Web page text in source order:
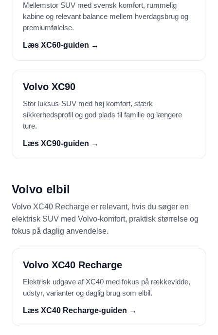
Mellemstor SUV med svensk komfort, rummelig
kabine og relevant balance mellem hverdagsbrug og
premiumfølelse.
Læs XC60-guiden →
Volvo XC90
Stor luksus-SUV med høj komfort, stærk
sikkerhedsprofil og god plads til familie og længere
ture.
Læs XC90-guiden →
Volvo elbil
Volvo XC40 Recharge er relevant, hvis du søger en
elektrisk SUV med Volvo-komfort, praktisk størrelse og
fokus på daglig anvendelse.
Volvo XC40 Recharge
Elektrisk udgave af XC40 med fokus på rækkevidde,
udstyr, varianter og daglig brug som elbil.
Læs XC40 Recharge-guiden →